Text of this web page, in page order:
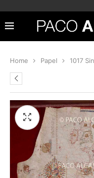
Home Papel 1017